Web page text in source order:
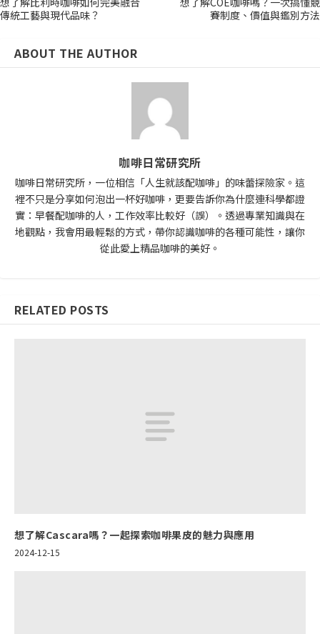
傳統工藝與現代品味？
賽制度、價值與鑑別方法
ABOUT THE AUTHOR
咖啡日常研究所
咖啡日常研究所，一位相信「人生就該配咖啡」的味蕾探險家。這
裡不只是分享如何泡出一杯好咖啡，更要告訴你為什麼連科學都證
實：早餐配咖啡的人，工作效率比較好（誤）。透過專業知識與在
地觀點，我會用最輕鬆的方式，帶你認識咖啡的各種可能性，讓你
從此愛上精品咖啡的美好。
RELATED POSTS
想了解Cascara嗎？一起探索咖啡果皮的魅力與應用
2024-12-15